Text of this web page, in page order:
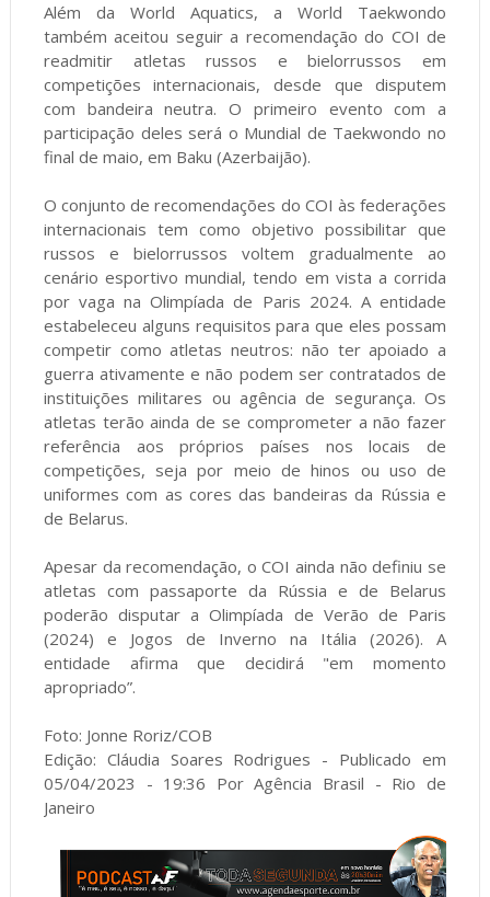
Além da World Aquatics, a World Taekwondo
também aceitou seguir a recomendação do COI de
readmitir atletas russos e bielorrussos em
competições internacionais, desde que disputem
com bandeira neutra. O primeiro evento com a
participação deles será o Mundial de Taekwondo no
final de maio, em Baku (Azerbaijão).
O conjunto de recomendações do COI às federações
internacionais tem como objetivo possibilitar que
russos e bielorrussos voltem gradualmente ao
cenário esportivo mundial, tendo em vista a corrida
por vaga na Olimpíada de Paris 2024. A entidade
estabeleceu alguns requisitos para que eles possam
competir como atletas neutros: não ter apoiado a
guerra ativamente e não podem ser contratados de
instituições militares ou agência de segurança. Os
atletas terão ainda de se comprometer a não fazer
referência aos próprios países nos locais de
competições, seja por meio de hinos ou uso de
uniformes com as cores das bandeiras da Rússia e
de Belarus.
Apesar da recomendação, o COI ainda não definiu se
atletas com passaporte da Rússia e de Belarus
poderão disputar a Olimpíada de Verão de Paris
(2024) e Jogos de Inverno na Itália (2026). A
entidade afirma que decidirá "em momento
apropriado”.
Foto: Jonne Roriz/COB
Edição: Cláudia Soares Rodrigues - Publicado em
05/04/2023 - 19:36 Por Agência Brasil - Rio de
Janeiro